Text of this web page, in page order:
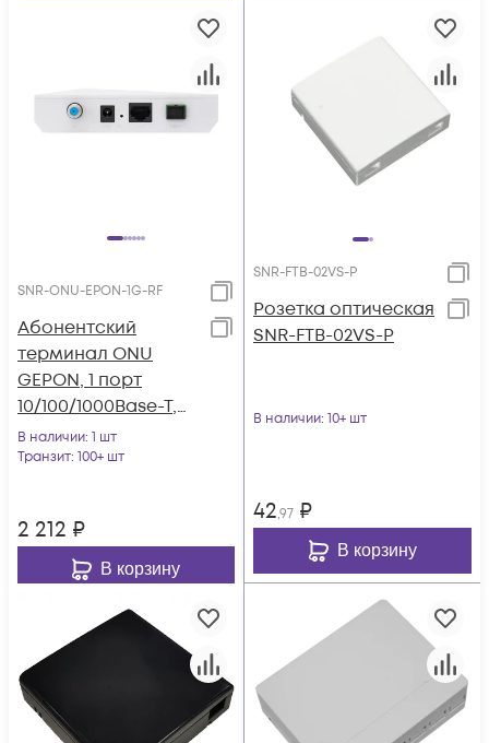
SNR-ONU-EPON-1G-RF
Абонентский
терминал ONU
GEPON, 1 порт
10/100/1000Base-T,
RF совместим с
BDCOM
В наличии: 1 шт
Транзит: 100+ шт
2 212 ₽
В корзину
SNR-FTB-02VS-P
Розетка оптическая
SNR-FTB-02VS-P
В наличии: 10+ шт
42,97 ₽
В корзину